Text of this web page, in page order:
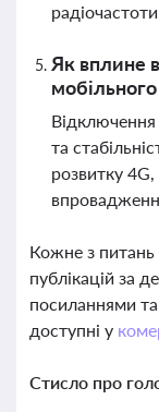
Як вплине
та
розвитку
Кожне з питань
публікацій за
посиланнями
доступні у
Стисло про